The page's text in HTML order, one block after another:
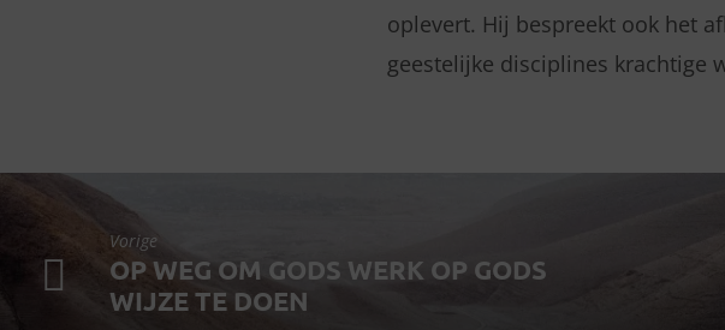
oplevert. Hij bespreekt ook het
geestelijke disciplines krachtige
Vorige
OP WEG OM GODS WERK OP GODS
WIJZE TE DOEN